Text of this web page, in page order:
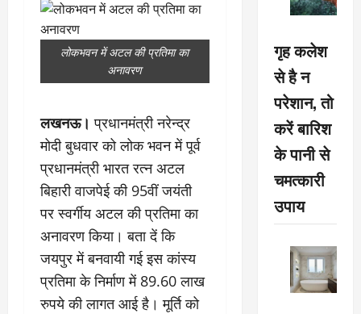
लोकभवन में अटल की प्रतिमा का
अनावरण
लखनऊ। प्रधानमंत्री नरेन्द्र
मोदी बुधवार को लोक भवन में पूर्व
प्रधानमंत्री भारत रत्न अटल
बिहारी वाजपेई की 95वीं जयंती
पर स्वर्गीय अटल की प्रतिमा का
अनावरण किया। बता दें कि
जयपुर में बनवायी गई इस कांस्य
प्रतिमा के निर्माण में 89.60 लाख
रुपये की लागत आई है। मूर्ति को
गृह कलेश
से है न
परेशान, तो
करें बारिश
के पानी से
चमत्कारी
उपाय